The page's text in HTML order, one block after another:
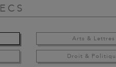
Arts & Lettres
Droit &